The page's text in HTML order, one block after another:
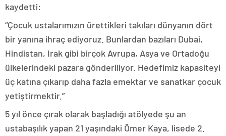
kaydetti:
“Çocuk ustalarımızın ürettikleri takıları dünyanın dört
bir yanına ihraç ediyoruz. Bunlardan bazıları Dubai,
Hindistan, Irak gibi birçok Avrupa, Asya ve Ortadoğu
ülkelerindeki pazara gönderiliyor. Hedefimiz kapasiteyi
üç katına çıkarıp daha fazla emektar ve sanatkar çocuk
yetiştirmektir.”
5 yıl önce çırak olarak başladığı atölyede şu an
ustabaşılık yapan 21 yaşındaki Ömer Kaya, lisede 2.